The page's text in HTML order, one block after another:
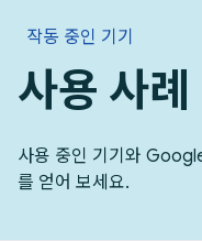
작동 중인 기기
사용 사례
사용 중인 기기와
를 얻어 보세요.